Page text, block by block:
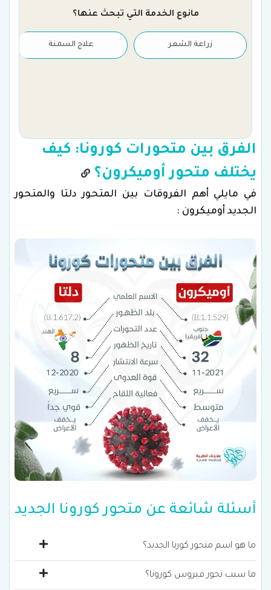
مانوع الخدمة التي تبحث عنها؟
زراعة الشعر علاج السمنة
الفرق بين متحورات كورونا: كيف
يختلف متحور أوميكرون؟
في مايلي أهم الفروقات بين المتحور دلتا والمتحور
الجديد أوميكرون :
أسئلة شائعة عن متحور كورونا الجديد
ما هو اسم متحور كورنا الجديد؟
ما سبب تحور فيروس كورونا؟